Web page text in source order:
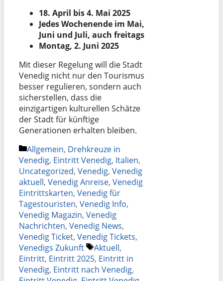
18. April bis 4. Mai 2025
Jedes Wochenende im Mai,
Juni und Juli, auch freitags
Montag, 2. Juni 2025
Mit dieser Regelung will die Stadt
Venedig nicht nur den Tourismus
besser regulieren, sondern auch
sicherstellen, dass die
einzigartigen kulturellen Schätze
der Stadt für künftige
Generationen erhalten bleiben.
Kategorien
Allgemein, Drehkreuze in
Venedig, Eintritt Venedig, Italien,
Uncategorized, Venedig, Venedig
aktuell, Venedig Anreise, Venedig
Eintrittskarten, Venedig für
Tagestouristen, Venedig Info,
Venedig Magazin, Venedig
Nachrichten, Venedig News,
Venedig Ticket, Venedig Tickets,
Venedigs Zukunft
Schlagwörter
Aktuell,
Eintritt, Eintritt 2025, Eintritt in
Venedig, Eintritt nach Venedig,